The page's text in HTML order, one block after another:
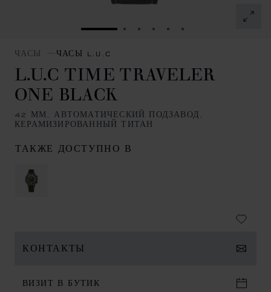
ПЕРЕЙТИ К СЛАЙДУ 1
ПЕРЕЙТИ К СЛАЙДУ 2
ПЕРЕЙТИ К СЛАЙДУ 3
ПЕРЕЙТИ К СЛАЙДУ
ПЕРЕЙТИ К
ПЕРЕЙТИ К
ЧАСЫ ЧАСЫ L.U.C
L.U.C TIME TRAVELER
ONE BLACK
42 ММ, АВТОМАТИЧЕСКИЙ ПОДЗАВОД,
КЕРАМИЗИРОВАННЫЙ ТИТАН
ТАКЖЕ ДОСТУПНО В
КОНТАКТЫ
ВИЗИТ В БУТИК